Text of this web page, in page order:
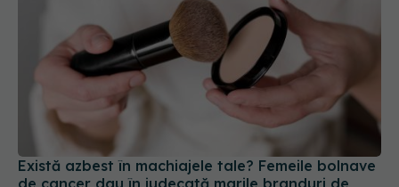
Există azbest în machiajele tale? Femeile bolnave
de cancer dau în judecată marile branduri de
cosmetice
09 iul 2026, 10:45